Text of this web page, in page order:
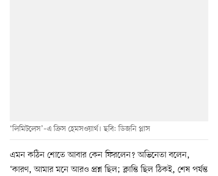
‘লিমিটলেস’–এ ক্রিস হেমসওয়ার্থ। ছবি: ডিজনি প্লাস
এমন কঠিন শোতে আবার কেন ফিরলেন? অভিনেতা বলেন,
‘কারণ, আমার মনে আরও প্রশ্ন ছিল; ক্লান্তি ছিল ঠিকই, শেষ পর্যন্ত